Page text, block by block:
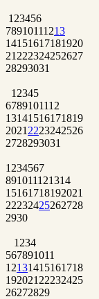
1 23456
78910111213
14151617181920
21 222324252627
28293031
1 2345
6789101112
13141516171819
2021 2223242526
2728293031
1 234567
891011121314
15161718192021
22232425262728
2930
1 234
567891011
12131415161718
192021 22232425
26272829